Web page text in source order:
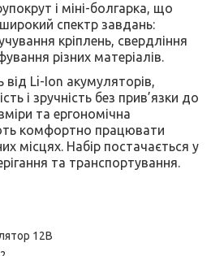
і міні-болгарка, що
спектр завдань:
кріплень, свердління
різних матеріалів.
Li-Ion акумуляторів,
і зручність без прив’язки до
та ергономічна
комфортно працювати
місцях. Набір постачається у
та транспортування.
12В